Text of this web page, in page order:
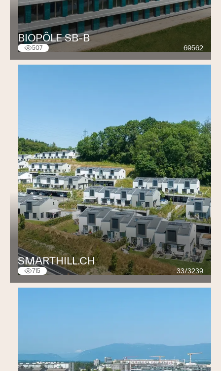
BIOPÔLE SB-B
507 69562
SMARTHILL.CH
715 33/3239